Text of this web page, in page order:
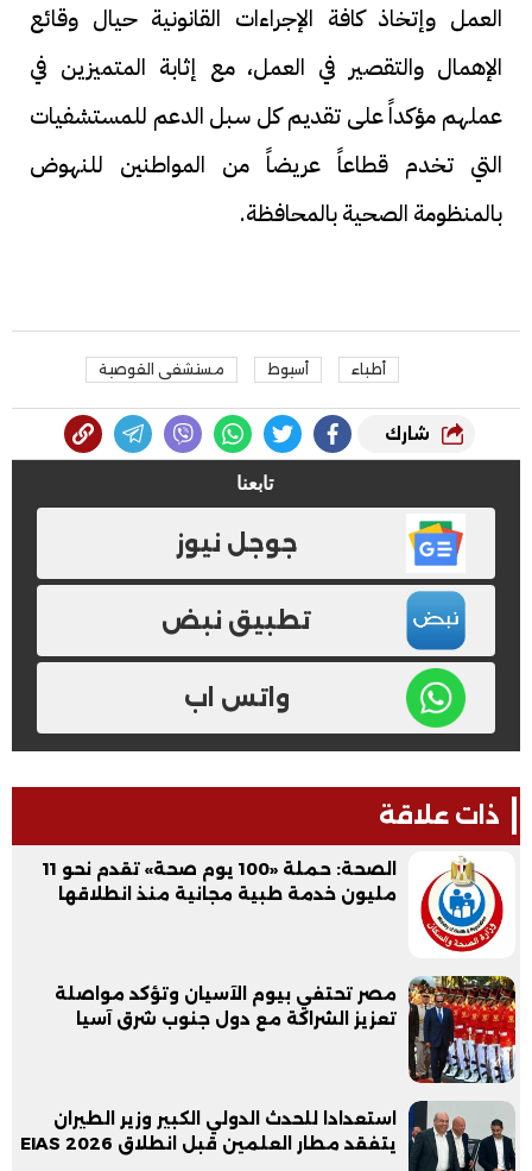
العمل وإتخاذ كافة الإجراءات القانونية حيال وقائع
الإهمال والتقصير في العمل، مع إثابة المتميزين في
عملهم مؤكداً على تقديم كل سبل الدعم للمستشفيات
التي تخدم قطاعاً عريضاً من المواطنين للنهوض
بالمنظومة الصحية بالمحافظة.
أطباء أسيوط مستشفى القوصية
شارك
تابعنا
جوجل نيوز
تطبيق نبض
واتس اب
ذات علاقة
الصحة: حملة «100 يوم صحة» تقدم نحو 11
مليون خدمة طبية مجانية منذ انطلاقها
مصر تحتفي بيوم الآسيان وتؤكد مواصلة
تعزيز الشراكة مع دول جنوب شرق آسيا
استعدادا للحدث الدولي الكبير وزير الطيران
يتفقد مطار العلمين قبل انطلاق EIAS 2026